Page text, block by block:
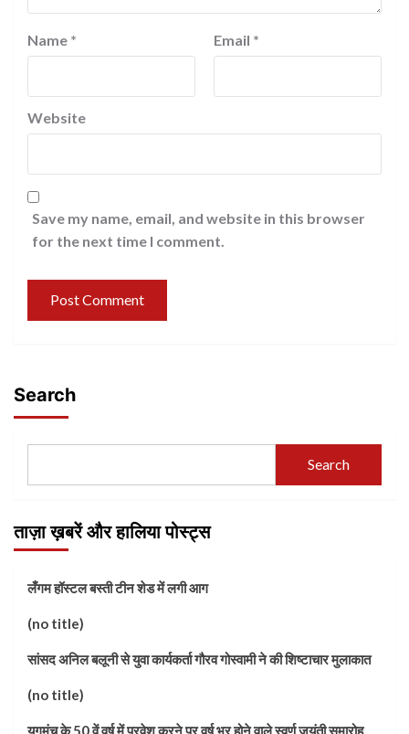
Name * Email *
Website
Save my name, email, and website in this browser
for the next time I comment.
Search
Search
ताज़ा ख़बरें और हालिया पोस्ट्स
लँगम हॉस्टल बस्ती टीन शेड में लगी आग
(no title)
सांसद अनिल बलूनी से युवा कार्यकर्ता गौरव गोस्वामी ने की शिष्टाचार मुलाकात
(no title)
युगमंच के 50 वें वर्ष में प्रवेश करने पर वर्ष भर होने वाले स्वर्ण जयंती समारोह